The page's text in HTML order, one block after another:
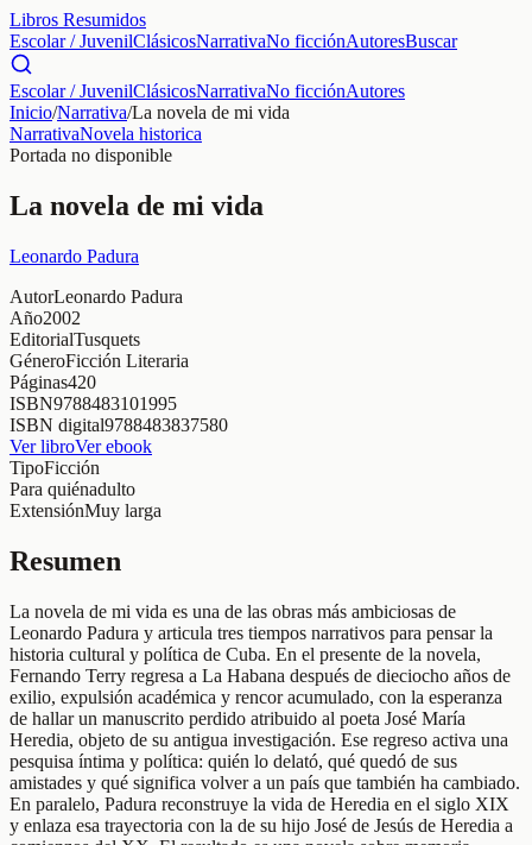
Libros Resumidos
Escolar / JuvenilClásicosNarrativaNo ficciónAutoresBuscar
Escolar / JuvenilClásicosNarrativaNo ficciónAutores
Inicio/Narrativa/La novela de mi vida
NarrativaNovela historica
Portada no disponible
La novela de mi vida
Leonardo Padura
AutorLeonardo Padura
Año2002
EditorialTusquets
GéneroFicción Literaria
Páginas420
ISBN9788483101995
ISBN digital9788483837580
Ver libroVer ebook
TipoFicción
Para quiénadulto
ExtensiónMuy larga
Resumen
La novela de mi vida es una de las obras más ambiciosas de
Leonardo Padura y articula tres tiempos narrativos para pensar la
historia cultural y política de Cuba. En el presente de la novela,
Fernando Terry regresa a La Habana después de dieciocho años de
exilio, expulsión académica y rencor acumulado, con la esperanza
de hallar un manuscrito perdido atribuido al poeta José María
Heredia, objeto de su antigua investigación. Ese regreso activa una
pesquisa íntima y política: quién lo delató, qué quedó de sus
amistades y qué significa volver a un país que también ha cambiado.
En paralelo, Padura reconstruye la vida de Heredia en el siglo XIX
y enlaza esa trayectoria con la de su hijo José de Jesús de Heredia a